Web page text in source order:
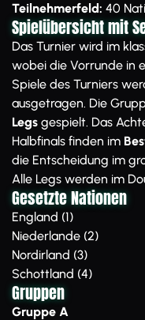
Teilnehmerfeld: 40
Spielübersicht mit
Das Turnier wird im
wobei die Vorrunde in
Spiele des Turniers
ausgetragen. Die
Legs gespielt. Das
Halbfinals finden im
die Entscheidung im
Alle Legs werden im
Gesetzte Nationen
England (1)
Niederlande (2)
Nordirland (3)
Schottland (4)
Gruppen
Gruppe A